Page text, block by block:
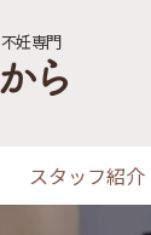
妊専門
スタッフ紹介